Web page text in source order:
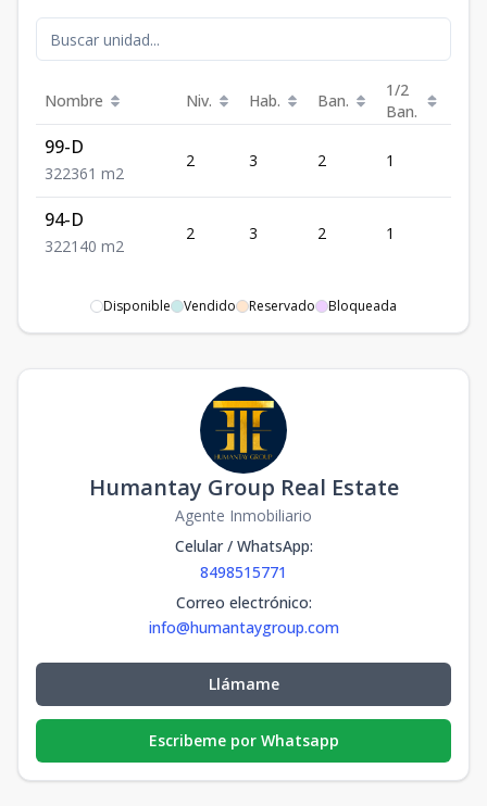
Nombre Niv. Hab. Ban.
1/2
Ban.
99-D
322361 m2
2 3 2 1
94-D
322140 m2
2 3 2 1
Disponible Vendido Reservado Bloqueada
Humantay Group Real Estate
Agente Inmobiliario
Celular / WhatsApp:
8498515771
Correo electrónico:
info@humantaygroup.com
Llámame
Escribeme por Whatsapp